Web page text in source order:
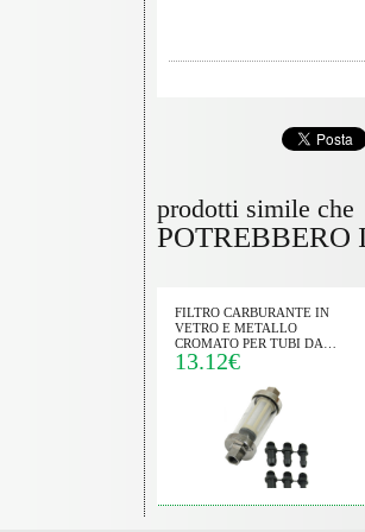
dell'ordine e le
spedizione vanno
della partenza
carta postepay o
prodotti simile che
FILTRO CARBURANTE IN
VETRO E METALLO
CROMATO PER TUBI DA…
13.12€